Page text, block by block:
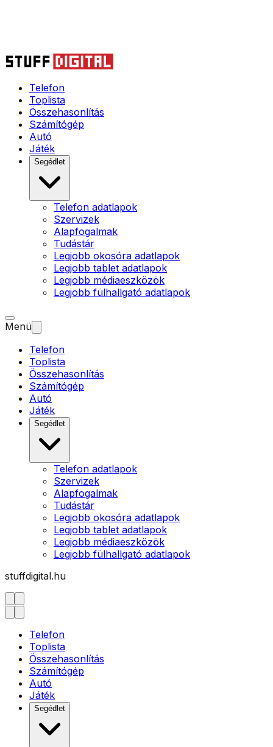
Telefon
Toplista
Összehasonlítás
Számítógép
Autó
Játék
Segédlet
Telefon adatlapok
Szervizek
Alapfogalmak
Tudástár
Legjobb okosóra adatlapok
Legjobb tablet adatlapok
Legjobb médiaeszközök
Legjobb fülhallgató adatlapok
Menü
Telefon
Toplista
Összehasonlítás
Számítógép
Autó
Játék
Segédlet
Telefon adatlapok
Szervizek
Alapfogalmak
Tudástár
Legjobb okosóra adatlapok
Legjobb tablet adatlapok
Legjobb médiaeszközök
Legjobb fülhallgató adatlapok
stuffdigital.hu
Telefon
Toplista
Összehasonlítás
Számítógép
Autó
Játék
Segédlet